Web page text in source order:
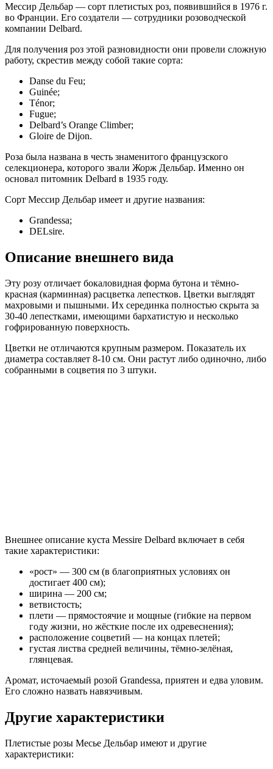
Мессир Дельбар — сорт плетистых роз, появившийся в 1976 г.
во Франции. Его создатели — сотрудники розоводческой
компании Delbard.
Для получения роз этой разновидности они провели сложную
работу, скрестив между собой такие сорта:
Danse du Feu;
Guinée;
Ténor;
Fugue;
Delbard’s Orange Climber;
Gloire de Dijon.
Роза была названа в честь знаменитого французского
селекционера, которого звали Жорж Дельбар. Именно он
основал питомник Delbard в 1935 году.
Сорт Мессир Дельбар имеет и другие названия:
Grandessa;
DELsire.
Описание внешнего вида
Эту розу отличает бокаловидная форма бутона и тёмно-
красная (карминная) расцветка лепестков. Цветки выглядят
махровыми и пышными. Их серединка полностью скрыта за
30-40 лепестками, имеющими бархатистую и несколько
гофрированную поверхность.
Цветки не отличаются крупным размером. Показатель их
диаметра составляет 8-10 см. Они растут либо одиночно, либо
собранными в соцветия по 3 штуки.
Внешнее описание куста Messire Delbard включает в себя
такие характеристики:
«рост» — 300 см (в благоприятных условиях он
достигает 400 см);
ширина — 200 см;
ветвистость;
плети — прямостоячие и мощные (гибкие на первом
году жизни, но жёсткие после их одревеснения);
расположение соцветий — на концах плетей;
густая листва средней величины, тёмно-зелёная,
глянцевая.
Аромат, источаемый розой Grandessa, приятен и едва уловим.
Его сложно назвать навязчивым.
Другие характеристики
Плетистые розы Месье Дельбар имеют и другие
характеристики: